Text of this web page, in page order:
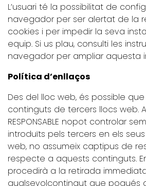
L’usuari té la possibilitat de
navegador per ser alertat de la
cookies i per impedir la seva
equip. Si us plau, consulti les
navegador per ampliar aquesta
Política d’enllaços
Des del lloc web, és possible
continguts de tercers llocs web.
RESPONSABLE nopot controlar
introduïts pels tercers en els
web, no assumeix captipus de
respecte a aquests continguts.
procedirà a la retirada
qualsevolcontingut que pogués